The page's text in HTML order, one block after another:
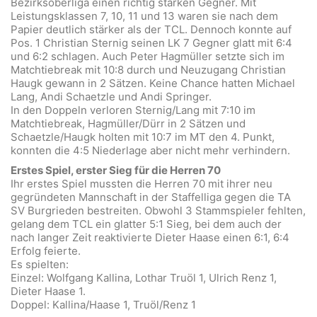
Leistungsklassen 7, 10, 11 und 13 waren sie nach dem
Papier deutlich stärker als der TCL. Dennoch konnte auf
Pos. 1 Christian Sternig seinen LK 7 Gegner glatt mit 6:4
und 6:2 schlagen. Auch Peter Hagmüller setzte sich im
Matchtiebreak mit 10:8 durch und Neuzugang Christian
Haugk gewann in 2 Sätzen. Keine Chance hatten Michael
Lang, Andi Schaetzle und Andi Springer.
In den Doppeln verloren Sternig/Lang mit 7:10 im
Matchtiebreak, Hagmüller/Dürr in 2 Sätzen und
Schaetzle/Haugk holten mit 10:7 im MT den 4. Punkt,
konnten die 4:5 Niederlage aber nicht mehr verhindern.
Erstes Spiel, erster Sieg für die Herren 70
Ihr erstes Spiel mussten die Herren 70 mit ihrer neu
gegründeten Mannschaft in der Staffelliga gegen die TA
SV Burgrieden bestreiten. Obwohl 3 Stammspieler fehlten,
gelang dem TCL ein glatter 5:1 Sieg, bei dem auch der
nach langer Zeit reaktivierte Dieter Haase einen 6:1, 6:4
Erfolg feierte.
Es spielten:
Einzel: Wolfgang Kallina, Lothar Truöl 1, Ulrich Renz 1,
Dieter Haase 1.
Doppel: Kallina/Haase 1, Truöl/Renz 1